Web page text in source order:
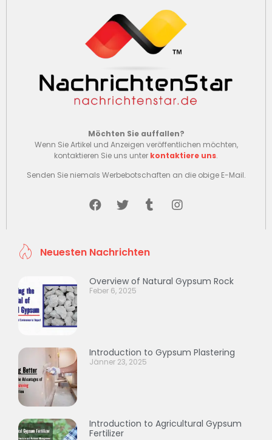
Möchten Sie auffallen?
Wenn Sie Artikel und Anzeigen veröffentlichen möchten,
kontaktieren Sie uns unter kontaktiere uns.
Senden Sie niemals Werbebotschaften an die obige E-Mail.
Neuesten Nachrichten
Overview of Natural Gypsum Rock
Feber 6, 2025
Introduction to Gypsum Plastering
Jänner 23, 2025
Introduction to Agricultural Gypsum
Fertilizer